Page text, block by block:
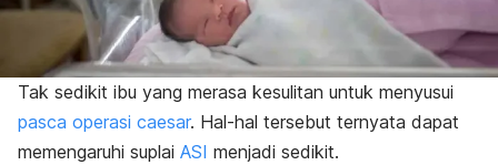
Tak sedikit ibu yang merasa kesulitan untuk menyusui
pasca operasi caesar. Hal-hal tersebut ternyata dapat
memengaruhi suplai ASI menjadi sedikit.